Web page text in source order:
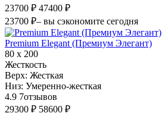
23700 ₽ 47400 ₽
23700 ₽– вы сэкономите сегодня
Premium Elegant (Премиум Элегант)
80 х 200
Жесткость
Верх: Жесткая
Низ: Умеренно-жесткая
4.9 7отзывов
29300 ₽ 58600 ₽